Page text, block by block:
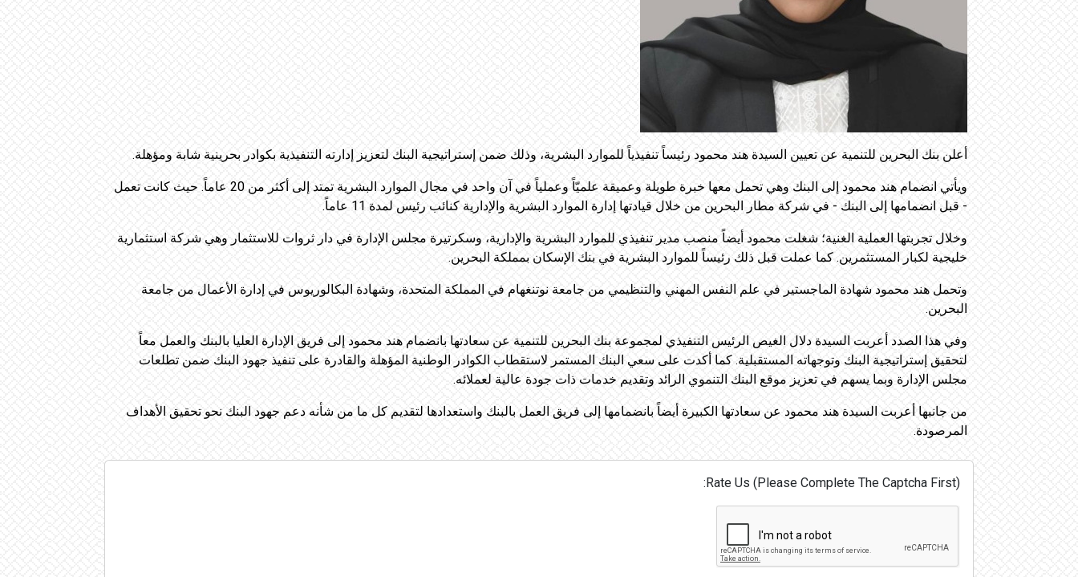
أعلن بنك البحرين للتنمية عن تعيين السيدة هند محمود رئيساً تنفيذياً للموارد البشرية، وذلك ضمن إستراتيجية البنك لتعزيز إدارته التنفيذية بكوادر بحرينية شابة ومؤهلة.
ويأتي انضمام هند محمود إلى البنك وهي تحمل معها خبرة طويلة وعميقة علميّاً وعملياً في آن واحد في مجال الموارد البشرية تمتد إلى أكثر من 20 عاماً. حيث كانت تعمل
- قبل انضمامها إلى البنك - في شركة مطار البحرين من خلال قيادتها إدارة الموارد البشرية والإدارية كنائب رئيس لمدة 11 عاماً.
وخلال تجربتها العملية الغنية؛ شغلت محمود أيضاً منصب مدير تنفيذي للموارد البشرية والإدارية، وسكرتيرة مجلس الإدارة في دار ثروات للاستثمار وهي شركة استثمارية
خليجية لكبار المستثمرين. كما عملت قبل ذلك رئيساً للموارد البشرية في بنك الإسكان بمملكة البحرين.
وتحمل هند محمود شهادة الماجستير في علم النفس المهني والتنظيمي من جامعة نوتنغهام في المملكة المتحدة، وشهادة البكالوريوس في إدارة الأعمال من جامعة
البحرين.
وفي هذا الصدد أعربت السيدة دلال الغيص الرئيس التنفيذي لمجموعة بنك البحرين للتنمية عن سعادتها بانضمام هند محمود إلى فريق الإدارة العليا بالبنك والعمل معاً
لتحقيق إستراتيجية البنك وتوجهاته المستقبلية. كما أكدت على سعي البنك المستمر لاستقطاب الكوادر الوطنية المؤهلة والقادرة على تنفيذ جهود البنك ضمن تطلعات
مجلس الإدارة وبما يسهم في تعزيز موقع البنك التنموي الرائد وتقديم خدمات ذات جودة عالية لعملائه.
من جانبها أعربت السيدة هند محمود عن سعادتها الكبيرة أيضاً بانضمامها إلى فريق العمل بالبنك واستعدادها لتقديم كل ما من شأنه دعم جهود البنك نحو تحقيق الأهداف
المرصودة.
Rate Us (Please Complete The Captcha First):